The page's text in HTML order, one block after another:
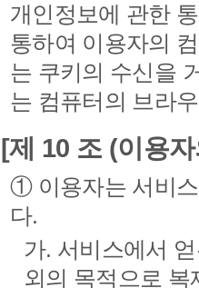
개인정보에 관한
통하여 이용자의
는 쿠키의 수신을
는 컴퓨터의 브라
[제 10 조 (이용
① 이용자는 서비
다.
가. 서비스에서
외의 목적으로